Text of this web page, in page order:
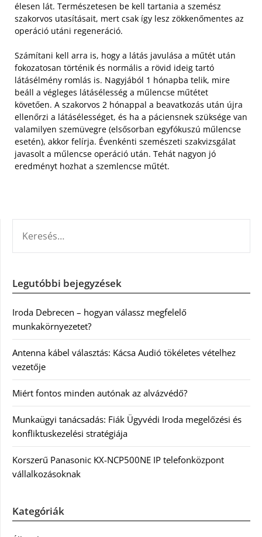
élesen lát. Természetesen be kell tartania a szemész
szakorvos utasításait, mert csak így lesz zökkenőmentes az
operáció utáni regeneráció.
Számítani kell arra is, hogy a látás javulása a műtét után
fokozatosan történik és normális a rövid ideig tartó
látásélmény romlás is. Nagyjából 1 hónapba telik, mire
beáll a végleges látásélesség a műlencse műtétet
követően. A szakorvos 2 hónappal a beavatkozás után újra
ellenőrzi a látásélességet, és ha a páciensnek szüksége van
valamilyen szemüvegre (elsősorban egyfókuszú műlencse
esetén), akkor felírja. Évenkénti szemészeti szakvizsgálat
javasolt a műlencse operáció után. Tehát nagyon jó
eredményt hozhat a szemlencse műtét.
Legutóbbi bejegyzések
Iroda Debrecen – hogyan válassz megfelelő
munkakörnyezetet?
Antenna kábel választás: Kácsa Audió tökéletes vételhez
vezetője
Miért fontos minden autónak az alvázvédő?
Munkaügyi tanácsadás: Fiák Ügyvédi Iroda megelőzési és
konfliktuskezelési stratégiája
Korszerű Panasonic KX-NCP500NE IP telefonközpont
vállalkozásoknak
Kategóriák